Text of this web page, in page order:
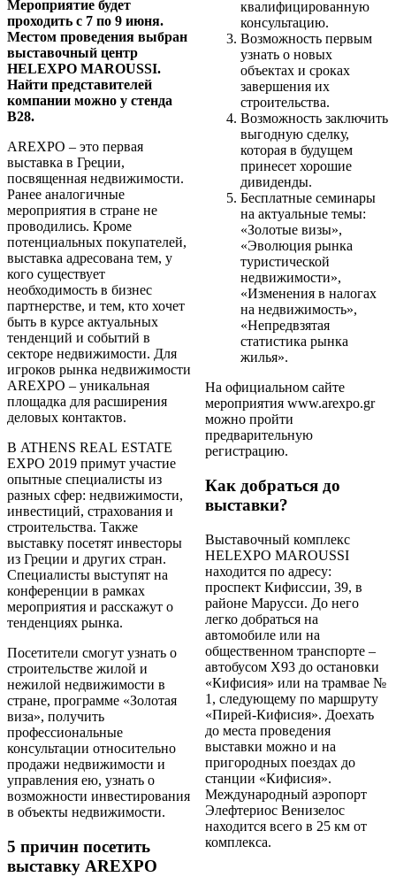
Мероприятие будет
проходить с 7 по 9 июня.
Местом проведения выбран
выставочный центр
HELEXPO MAROUSSI.
Найти представителей
компании можно у стенда
В28.
AREXPO – это первая
выставка в Греции,
посвященная недвижимости.
Ранее аналогичные
мероприятия в стране не
проводились. Кроме
потенциальных покупателей,
выставка адресована тем, у
кого существует
необходимость в бизнес
партнерстве, и тем, кто хочет
быть в курсе актуальных
тенденций и событий в
секторе недвижимости. Для
игроков рынка недвижимости
AREXPO – уникальная
площадка для расширения
деловых контактов.
В ATHENS REAL ESTATE
EXPO 2019 примут участие
опытные специалисты из
разных сфер: недвижимости,
инвестиций, страхования и
строительства. Также
выставку посетят инвесторы
из Греции и других стран.
Специалисты выступят на
конференции в рамках
мероприятия и расскажут о
тенденциях рынка.
Посетители смогут узнать о
строительстве жилой и
нежилой недвижимости в
стране, программе «Золотая
виза», получить
профессиональные
консультации относительно
продажи недвижимости и
управления ею, узнать о
возможности инвестирования
в объекты недвижимости.
5 причин посетить
выставку AREXPO
квалифицированную
консультацию.
Возможность первым
узнать о новых
объектах и сроках
завершения их
строительства.
Возможность заключить
выгодную сделку,
которая в будущем
принесет хорошие
дивиденды.
Бесплатные семинары
на актуальные темы:
«Золотые визы»,
«Эволюция рынка
туристической
недвижимости»,
«Изменения в налогах
на недвижимость»,
«Непредвзятая
статистика рынка
жилья».
На официальном сайте
мероприятия www.arexpo.gr
можно пройти
предварительную
регистрацию.
Как добраться до
выставки?
Выставочный комплекс
HELEXPO MAROUSSI
находится по адресу:
проспект Кифиссии, 39, в
районе Марусси. До него
легко добраться на
автомобиле или на
общественном транспорте –
автобусом X93 до остановки
«Кифисия» или на трамвае №
1, следующему по маршруту
«Пирей-Кифисия». Доехать
до места проведения
выставки можно и на
пригородных поездах до
станции «Кифисия».
Международный аэропорт
Элефтериос Венизелос
находится всего в 25 км от
комплекса.